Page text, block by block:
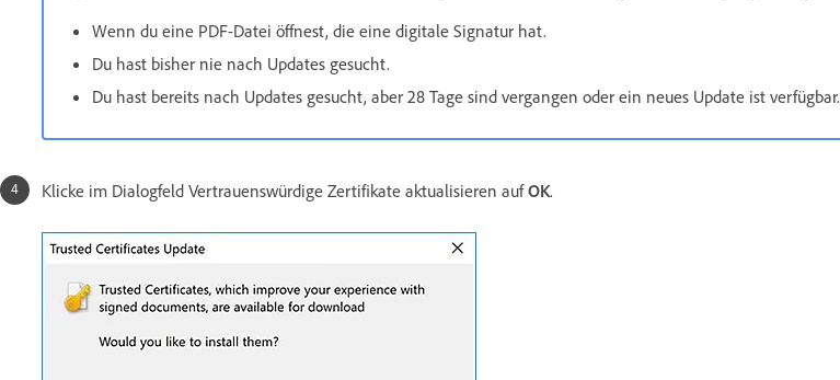
Wenn du eine PDF-Datei öffnest, die eine digitale Signatur hat.
Du hast bisher nie nach Updates gesucht.
Du hast bereits nach Updates gesucht, aber 28 Tage sind vergangen oder ein neues Update ist verfügbar.
Klicke im Dialogfeld Vertrauenswürdige Zertifikate aktualisieren aufOK.